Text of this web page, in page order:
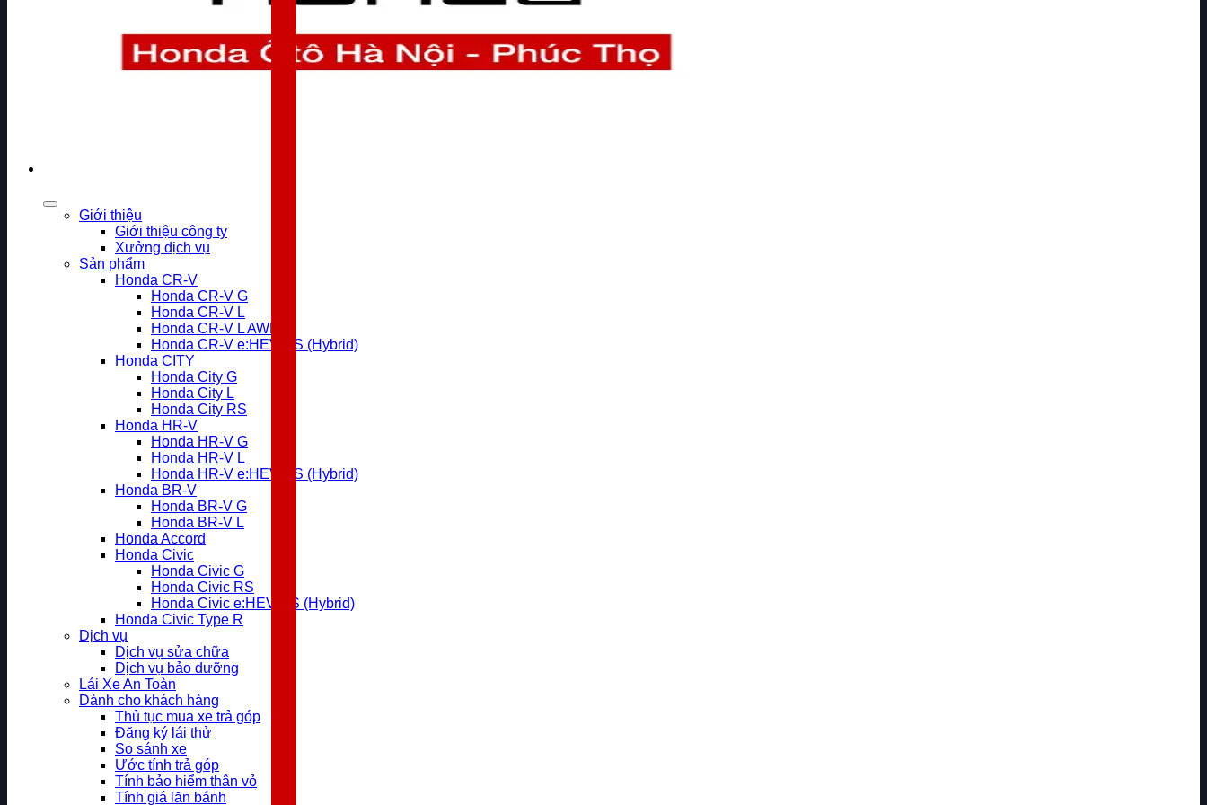
Giới thiệu
Giới thiệu công ty
Xưởng dịch vụ
Sản phẩm
Honda CR-V
Honda CR-V G
Honda CR-V L
Honda CR-V L AWD
Honda CR-V e:HEV RS (Hybrid)
Honda CITY
Honda City G
Honda City L
Honda City RS
Honda HR-V
Honda HR-V G
Honda HR-V L
Honda HR-V e:HEV RS (Hybrid)
Honda BR-V
Honda BR-V G
Honda BR-V L
Honda Accord
Honda Civic
Honda Civic G
Honda Civic RS
Honda Civic e:HEV RS (Hybrid)
Honda Civic Type R
Dịch vụ
Dịch vụ sửa chữa
Dịch vụ bảo dưỡng
Lái Xe An Toàn
Dành cho khách hàng
Thủ tục mua xe trả góp
Đăng ký lái thử
So sánh xe
Ước tính trả góp
Tính bảo hiểm thân vỏ
Tính giá lăn bánh